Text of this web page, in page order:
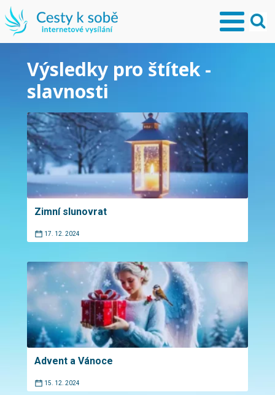
Výsledky pro štítek -
slavnosti
Zimní slunovrat
17. 12. 2024
Advent a Vánoce
15. 12. 2024